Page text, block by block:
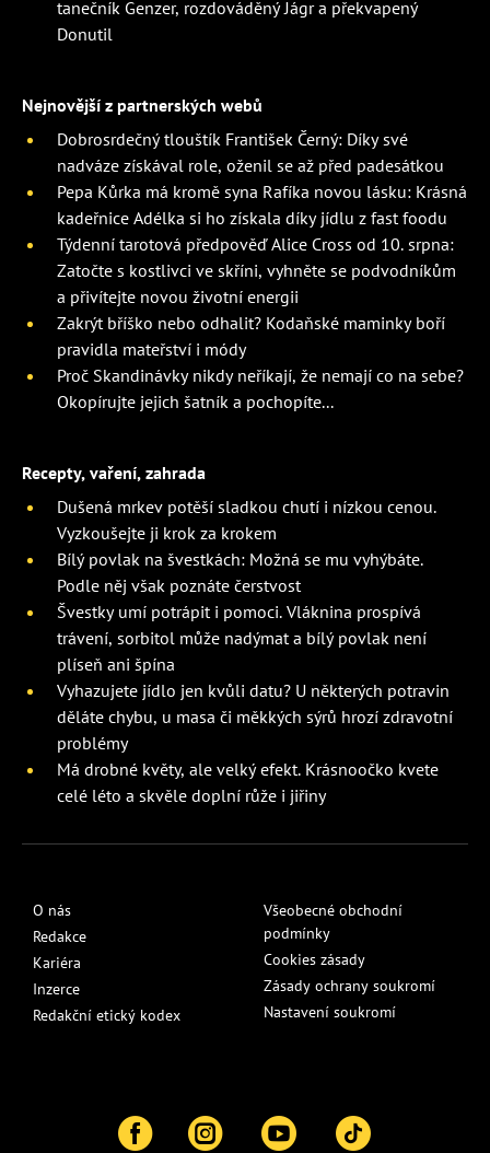
tanečník Genzer, rozdováděný Jágr a překvapený
Donutil
Nejnovější z partnerských webů
Dobrosrdečný tlouštík František Černý: Díky své
nadváze získával role, oženil se až před padesátkou
Pepa Kůrka má kromě syna Rafíka novou lásku: Krásná
kadeřnice Adélka si ho získala díky jídlu z fast foodu
Týdenní tarotová předpověď Alice Cross od 10. srpna:
Zatočte s kostlivci ve skříni, vyhněte se podvodníkům
a přivítejte novou životní energii
Zakrýt bříško nebo odhalit? Kodaňské maminky boří
pravidla mateřství i módy
Proč Skandinávky nikdy neříkají, že nemají co na sebe?
Okopírujte jejich šatník a pochopíte...
Recepty, vaření, zahrada
Dušená mrkev potěší sladkou chutí i nízkou cenou.
Vyzkoušejte ji krok za krokem
Bílý povlak na švestkách: Možná se mu vyhýbáte.
Podle něj však poznáte čerstvost
Švestky umí potrápit i pomoci. Vláknina prospívá
trávení, sorbitol může nadýmat a bílý povlak není
plíseň ani špína
Vyhazujete jídlo jen kvůli datu? U některých potravin
děláte chybu, u masa či měkkých sýrů hrozí zdravotní
problémy
Má drobné květy, ale velký efekt. Krásnoočko kvete
celé léto a skvěle doplní růže i jiřiny
O nás
Redakce
Kariéra
Inzerce
Redakční etický kodex
Všeobecné obchodní
podmínky
Cookies zásady
Zásady ochrany soukromí
Nastavení soukromí